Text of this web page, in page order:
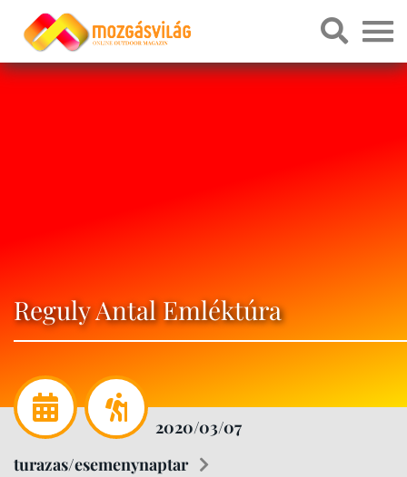
Reguly Antal Emléktúra
2020/03/07
turazas/esemenynaptar